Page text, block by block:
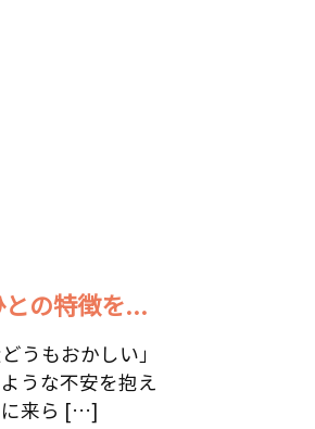
との特徴を...
うもおかしい」
うな不安を抱え
に来ら […]